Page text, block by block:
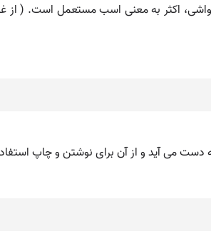
اکثر به معنی اسب مستعمل است. ( از